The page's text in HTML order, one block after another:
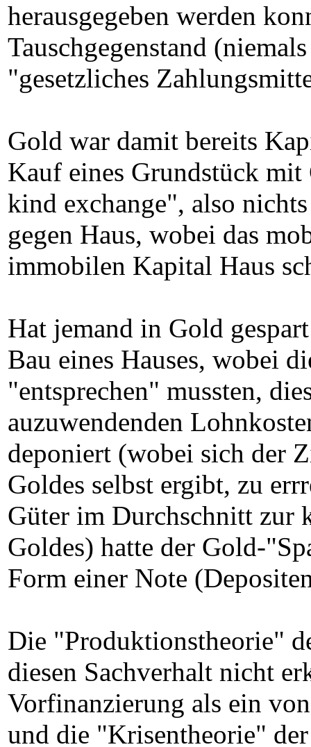
herausgegeben werden
Tauschgegenstand
"gesetzliches
Gold war damit bereits
Kauf eines Grundstück
kind exchange", also
gegen Haus, wobei das
immobilen Kapital Haus
Hat jemand in Gold
Bau eines Hauses, wobei
"entsprechen" mussten,
auzuwendenden
deponiert (wobei sich der
Goldes selbst ergibt, zu
Güter im Durchschnitt zur
Goldes) hatte der Gold-
Form einer Note
Die "Produktionstheorie"
diesen Sachverhalt nicht
Vorfinanzierung als ein
und die "Krisentheorie"